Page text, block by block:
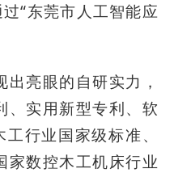
“东莞市人工智能应
亮眼的自研实力，
、实用新型专利、软
行业国家级标准、
家数控木工机床行业